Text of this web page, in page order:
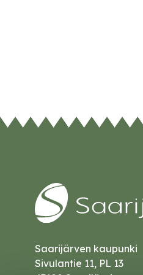
Saarijärven kaupunki
Sivulantie 11, PL 13